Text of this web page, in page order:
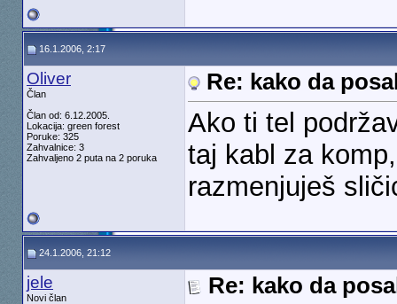
16.1.2006, 2:17
Oliver
Član
Član od: 6.12.2005.
Lokacija: green forest
Poruke: 325
Zahvalnice: 3
Zahvaljeno 2 puta na 2 poruka
Re: kako da
Ako ti tel
taj kabl za
razmenjuješ
24.1.2006, 21:12
jele
Novi član
Re: kako da